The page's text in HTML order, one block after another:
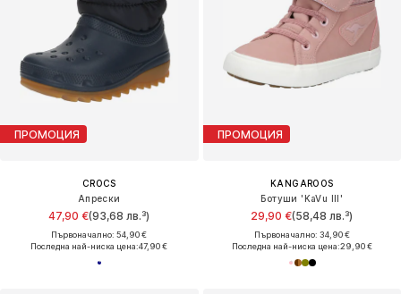
ПРОМОЦИЯ
CROCS
Апрески
47,90 €(93,68 лв.³)
Първоначално: 54,90 €
Последна най-ниска цена:47,90 €
ПРОМОЦИЯ
KANGAROOS
Ботуши 'KaVu III'
29,90 €(58,48 лв.³)
Първоначално: 34,90 €
Последна най-ниска цена:29,90 €